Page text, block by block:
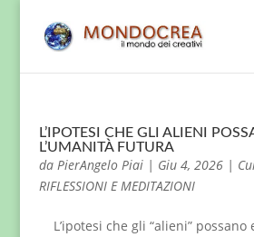
L’IPOTESI CHE GLI ALIENI
L’UMANITÀ FUTURA
da PierAngelo Piai| Giu 4, 2026|
RIFLESSIONI E MEDITAZIONI
L’ipotesi che gli “alieni” possano